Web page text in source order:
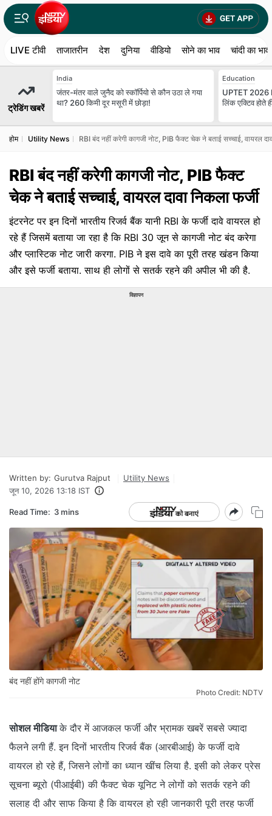
LIVE टीवी ताजातरीन देश दुनिया वीडियो सोने का भाव चांदी का भाव
ट्रेडिंग खबरें
India
जंतर-मंतर वाले जुनैद को स्कॉर्पियो से कौन उठा ले गया
था? 260 किमी दूर मसूरी में छोड़ा!
Education
UPTET 2026
लिंक एक्टिव होते
होम Utility News RBI बंद नहीं करेगी कागजी नोट, PIB फैक्ट चेक ने बताई सच्चाई, वायरल
RBI बंद नहीं करेगी कागजी नोट, PIB फैक्ट
चेक ने बताई सच्चाई, वायरल दावा निकला फर्जी
इंटरनेट पर इन दिनों भारतीय रिजर्व बैंक यानी RBI के फर्जी दावे वायरल हो
रहे हैं जिसमें बताया जा रहा है कि RBI 30 जून से कागजी नोट बंद करेगा
और प्लास्टिक नोट जारी करगा. PIB ने इस दावे का पूरी तरह खंडन किया
और इसे फर्जी बताया. साथ ही लोगों से सतर्क रहने की अपील भी की है.
विज्ञापन
Written by: Gurutva Rajput
Utility News
जून 10, 2026 13:18 IST
Read Time: 3 mins
बंद नहीं होंगे कागजी नोट
Photo Credit: NDTV
सोशल मीडियाके दौर में आजकल फर्जी और भ्रामक खबरें सबसे ज्यादा
फैलने लगी हैं. इन दिनों भारतीय रिजर्व बैंक (आरबीआई) के फर्जी दावे
वायरल हो रहे हैं, जिसने लोगों का ध्यान खींच लिया है. इसी को लेकर प्रेस
सूचना ब्यूरो (पीआईबी) की फैक्ट चेक यूनिट ने लोगों को सतर्क रहने की
सलाह दी और साफ किया है कि वायरल हो रही जानकारी पूरी तरह फर्जी